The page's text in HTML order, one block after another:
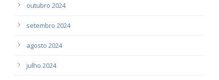
outubro 2024
setembro 2024
agosto 2024
julho 2024